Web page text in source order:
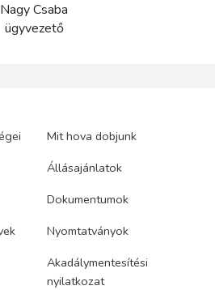
Nagy Csaba
ügyvezető
Mit hova dobjunk
Állásajánlatok
Dokumentumok
Nyomtatványok
Akadálymentesítési
nyilatkozat